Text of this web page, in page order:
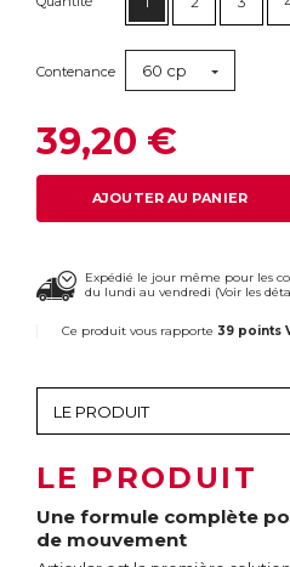
Contenance 60 cp
39,20 €
AJOUTER AU PANIER
Expédié le jour même pour les
du lundi au vendredi (Voir les
Ce produit vous rapporte 39 points
LE PRODUIT
Une formule complète
de mouvement